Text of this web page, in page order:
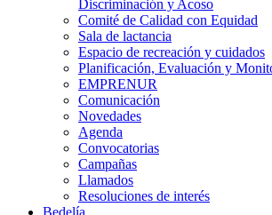
Discriminación y Acoso
Comité de Calidad con Equidad
Sala de lactancia
Espacio de recreación y cuidados
Planificación, Evaluación y
EMPRENUR
Comunicación
Novedades
Agenda
Convocatorias
Campañas
Llamados
Resoluciones de interés
Bedelía